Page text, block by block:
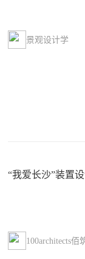
景观设计学
“我爱长沙”装置
100architects佰